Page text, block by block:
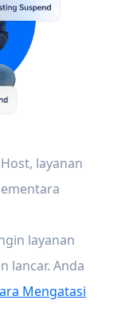
layanan
layanan
lancar. Anda
Mengatasi